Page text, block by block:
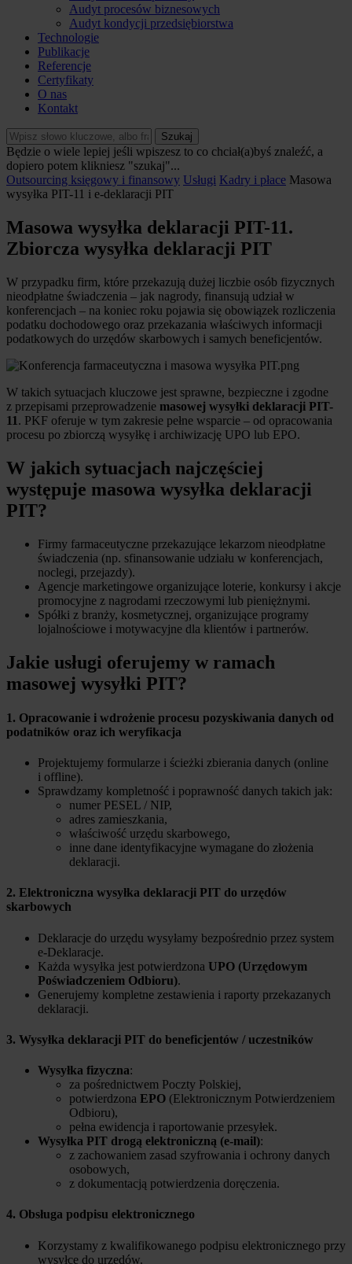
Audyt procesów biznesowych
Audyt kondycji przedsiębiorstwa
Technologie
Publikacje
Referencje
Certyfikaty
O nas
Kontakt
Szukaj
Będzie o wiele lepiej jeśli wpiszesz to co chciał(a)byś znaleźć, a
dopiero potem klikniesz "szukaj"...
Outsourcing księgowy i finansowy Usługi Kadry i płace Masowa
wysyłka PIT-11 i e-deklaracji PIT
Masowa wysyłka deklaracji PIT-11.
Zbiorcza wysyłka deklaracji PIT
W przypadku firm, które przekazują dużej liczbie osób fizycznych
nieodpłatne świadczenia – jak nagrody, finansują udział w
konferencjach – na koniec roku pojawia się obowiązek rozliczenia
podatku dochodowego oraz przekazania właściwych informacji
podatkowych do urzędów skarbowych i samych beneficjentów.
W takich sytuacjach kluczowe jest sprawne, bezpieczne i zgodne
z przepisami przeprowadzenie masowej wysyłki deklaracji PIT-
11 . PKF oferuje w tym zakresie pełne wsparcie – od opracowania
procesu po zbiorczą wysyłkę i archiwizację UPO lub EPO.
W jakich sytuacjach najczęściej
występuje masowa wysyłka deklaracji
PIT?
Firmy farmaceutyczne przekazujące lekarzom nieodpłatne
świadczenia (np. sfinansowanie udziału w konferencjach,
noclegi, przejazdy).
Agencje marketingowe organizujące loterie, konkursy i akcje
promocyjne z nagrodami rzeczowymi lub pieniężnymi.
Spółki z branży, kosmetycznej, organizujące programy
lojalnościowe i motywacyjne dla klientów i partnerów.
Jakie usługi oferujemy w ramach
masowej wysyłki PIT?
1. Opracowanie i wdrożenie procesu pozyskiwania danych od
podatników oraz ich weryfikacja
Projektujemy formularze i ścieżki zbierania danych (online
i offline).
Sprawdzamy kompletność i poprawność danych takich jak:
numer PESEL / NIP,
adres zamieszkania,
właściwość urzędu skarbowego,
inne dane identyfikacyjne wymagane do złożenia
deklaracji.
2. Elektroniczna wysyłka deklaracji PIT do urzędów
skarbowych
Deklaracje do urzędu wysyłamy bezpośrednio przez system
e-Deklaracje.
Każda wysyłka jest potwierdzona UPO (Urzędowym
Poświadczeniem Odbioru).
Generujemy kompletne zestawienia i raporty przekazanych
deklaracji.
3. Wysyłka deklaracji PIT do beneficjentów / uczestników
Wysyłka fizyczna:
za pośrednictwem Poczty Polskiej,
potwierdzona EPO (Elektronicznym Potwierdzeniem
Odbioru),
pełna ewidencja i raportowanie przesyłek.
Wysyłka PIT drogą elektroniczną (e-mail):
z zachowaniem zasad szyfrowania i ochrony danych
osobowych,
z dokumentacją potwierdzenia doręczenia.
4. Obsługa podpisu elektronicznego
Korzystamy z kwalifikowanego podpisu elektronicznego przy
wysyłce do urzędów.